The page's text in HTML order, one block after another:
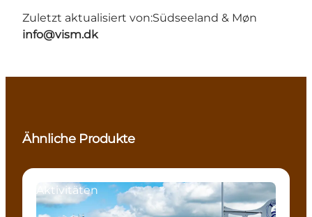
Zuletzt aktualisiert von:Südseeland & Møn
info@vism.dk
Ähnliche Produkte
Aktivitäten